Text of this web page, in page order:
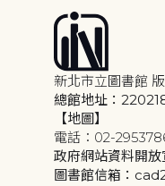
新北市立圖書館
總館地址：
【地圖】
電話：02-
政府網站資料開放
圖書館信箱：